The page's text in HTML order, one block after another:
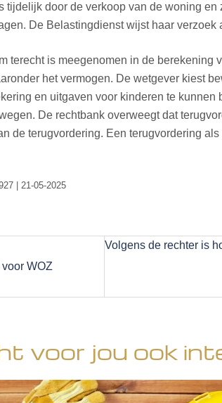
tijdelijk door de verkoop van de woning
De Belastingdienst wijst haar
terecht is meegenomen in de berekening
het vermogen. De wetgever kiest
en uitgaven voor kinderen te
De rechtbank overweegt dat
de terugvordering. Een terugvordering
| 21-05-2025
WOZ
Volgens de rechter is
voor jou ook